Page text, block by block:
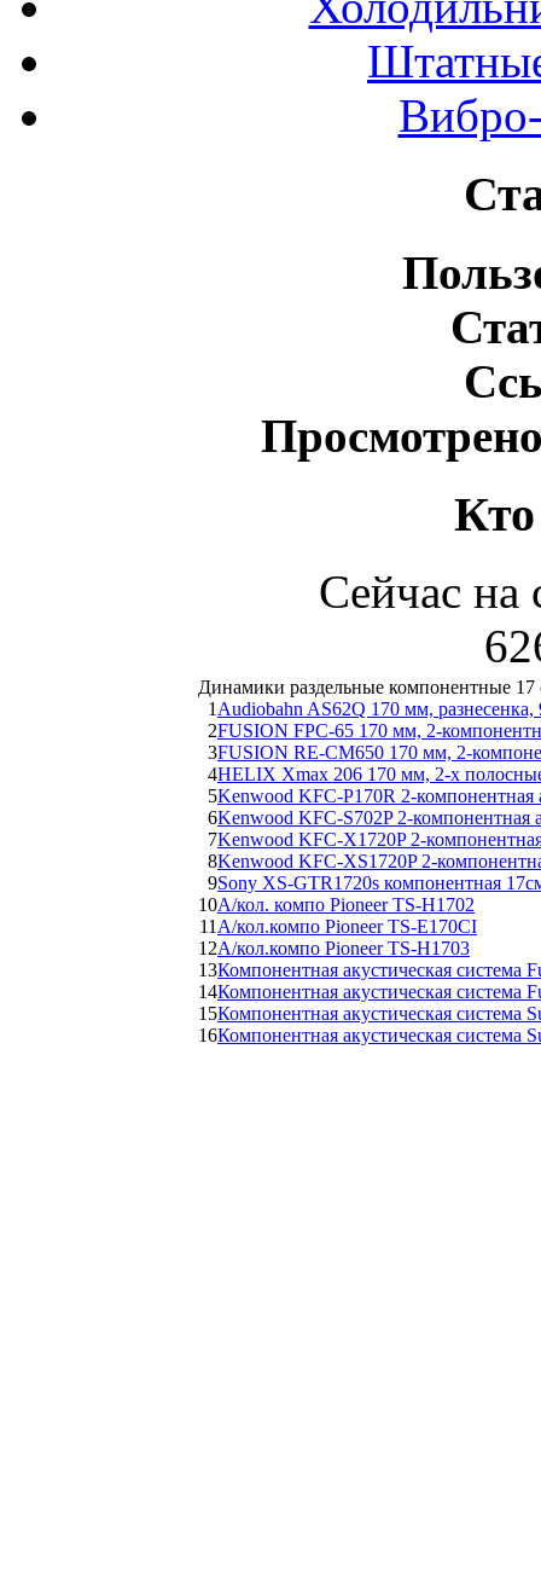
Кто
Сейчас на
Динамики раздельные компонентные 17
1 Audiobahn AS62Q 170 мм,
2FUSION FPC-65 170 мм, 2-
3FUSION RE-CM650 170 мм, 2-
4HELIX Xmax 206 170 мм, 2-х
5Kenwood KFC-P170R 2-компонентная
6Kenwood KFC-S702P 2-компонентная
7Kenwood KFC-X1720P 2-
8Kenwood KFC-XS1720P 2-
9Sony XS-GTR1720s компонентная
10А/кол. компо Pioneer TS-H1702
11 А/кол.компо Pioneer TS-E170CI
12А/кол.компо Pioneer TS-H1703
13Компонентная акустическая система
14Компонентная акустическая система
15Компонентная акустическая система
16Компонентная акустическая система